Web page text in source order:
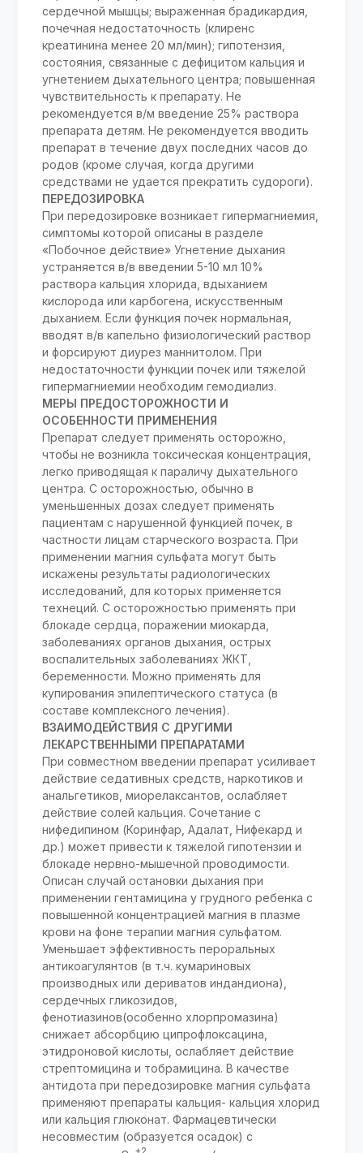
сердечной мышцы; выраженная брадикардия,
почечная недостаточность (клиренс
креатинина менее 20 мл/мин); гипотензия,
состояния, связанные с дефицитом кальция и
угнетением дыхательного центра; повышенная
чувствительность к препарату. Не
рекомендуется в/м введение 25% раствора
препарата детям. Не рекомендуется вводить
препарат в течение двух последних часов до
родов (кроме случая, когда другими
средствами не удается прекратить судороги).
ПЕРЕДОЗИРОВКА
При передозировке возникает гипермагниемия,
симптомы которой описаны в разделе
«Побочное действие» Угнетение дыхания
устраняется в/в введении 5-10 мл 10%
раствора кальция хлорида, вдыханием
кислорода или карбогена, искусственным
дыханием. Если функция почек нормальная,
вводят в/в капельно физиологический раствор
и форсируют диурез маннитолом. При
недостаточности функции почек или тяжелой
гипермагниемии необходим гемодиализ.
МЕРЫ ПРЕДОСТОРОЖНОСТИ И
ОСОБЕННОСТИ ПРИМЕНЕНИЯ
Препарат следует применять осторожно,
чтобы не возникла токсическая концентрация,
легко приводящая к параличу дыхательного
центра. С осторожностью, обычно в
уменьшенных дозах следует применять
пациентам с нарушенной функцией почек, в
частности лицам старческого возраста. При
применении магния сульфата могут быть
искажены результаты радиологических
исследований, для которых применяется
технеций. С осторожностью применять при
блокаде сердца, поражении миокарда,
заболеваниях органов дыхания, острых
воспалительных заболеваниях ЖКТ,
беременности. Можно применять для
купирования эпилептического статуса (в
составе комплексного лечения).
ВЗАИМОДЕЙСТВИЯ С ДРУГИМИ
ЛЕКАРСТВЕННЫМИ ПРЕПАРАТАМИ
При совместном введении препарат усиливает
действие седативных средств, наркотиков и
анальгетиков, миорелаксантов, ослабляет
действие солей кальция. Сочетание с
нифедипином (Коринфар, Адалат, Нифекард и
др.) может привести к тяжелой гипотензии и
блокаде нервно-мышечной проводимости.
Описан случай остановки дыхания при
применении гентамицина у грудного ребенка с
повышенной концентрацией магния в плазме
крови на фоне терапии магния сульфатом.
Уменьшает эффективность пероральных
антикоагулянтов (в т.ч. кумариновых
производных или дериватов индандиона),
сердечных гликозидов,
фенотиазинов(особенно хлорпромазина)
снижает абсорбцию ципрофлоксацина,
этидроновой кислоты, ослабляет действие
стрептомицина и тобрамицина. В качестве
антидота при передозировке магния сульфата
применяют препараты кальция- кальция хлорид
или кальция глюконат. Фармацевтически
несовместим (образуется осадок) с